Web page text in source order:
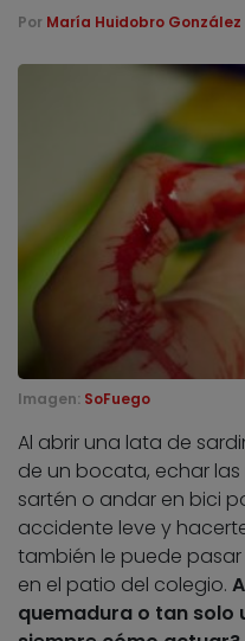
Por María Huidobro González
Imagen: SoFuego
Al abrir una lata de
de un bocata, echar
sartén o andar en bici
accidente leve y
también le puede
en el patio del colegio.
quemadura o tan solo